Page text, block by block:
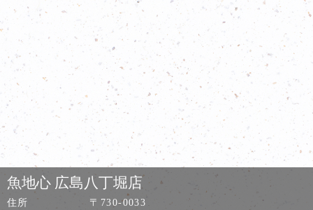
魚地心 広島八丁堀店
住所
〒730-0033